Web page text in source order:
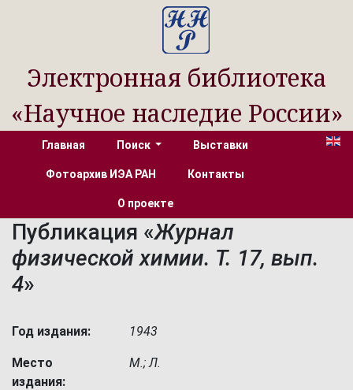
Электронная библиотека
«Научное наследие России»
Главная Поиск Выставки
Фотоархив ИЭА РАН Контакты
О проекте
Публикация «Журнал
физической химии. Т. 17, вып.
4»
Год издания: 1943
Место
издания:
М.; Л.